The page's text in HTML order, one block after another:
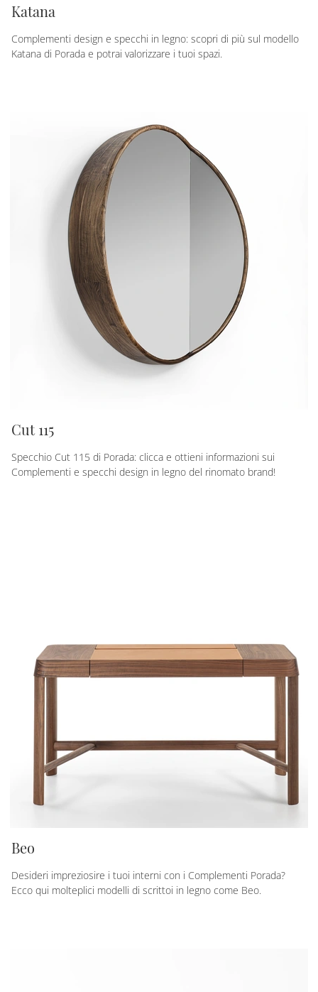
Katana
Complementi design e specchi in legno: scopri di più sul modello
Katana di Porada e potrai valorizzare i tuoi spazi.
Cut 115
Specchio Cut 115 di Porada: clicca e ottieni informazioni sui
Complementi e specchi design in legno del rinomato brand!
Beo
Desideri impreziosire i tuoi interni con i Complementi Porada?
Ecco qui molteplici modelli di scrittoi in legno come Beo.